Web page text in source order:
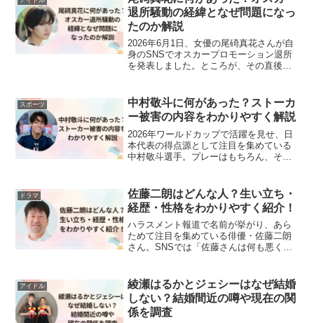
退所騒動の経緯となぜ問題になっ
たのか解説
2026年6月1日、女優の尾碕真花さんが自
身のSNSでオスカープロモーション退所
を発表しました。ところが、その直後に
ていない」と異例の声明を発表。本人と
事務所の主張が真...
スポーツ
中村敬斗に何があった？ストーカ
ー被害の内容をわかりやすく解説
2026年ワールドカップで活躍を見せ、日
本代表の得点源として注目を集めている
中村敬斗選手。プレーはもちろん、その
索した人も多いのではないでしょうか。
ところが、中村選手に...
ドラマ
佐藤二朗はどんな人？生い立ち・
経歴・性格をわかりやすく紹介！
ハラスメント報道で名前が挙がり、あら
ためて注目を集めている俳優・佐藤二朗
さん。SNSでは「佐藤さんは何も悪くな
うです。一方で、「佐藤二朗さんって遅
咲きの俳優だったって本...
アイドル
綾瀬はるかとジェシーはなぜ結婚
しない？結婚間近の噂や現在の関
係を調査